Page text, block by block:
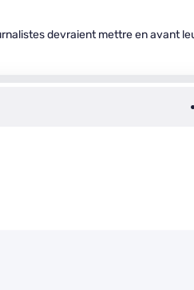
devraient mettre en avant